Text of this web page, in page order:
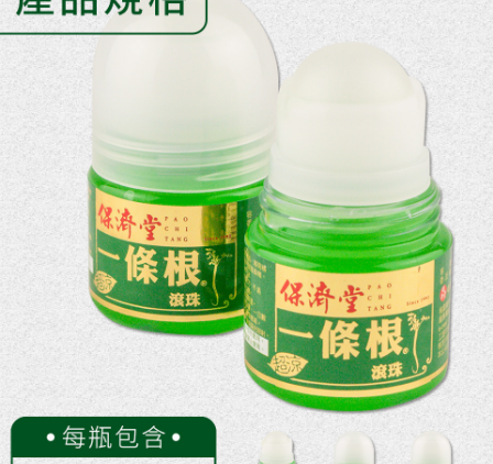
３．未成年的使用者請事先徵得法定代理人或監護人之同意方可使用
「AFTEE先享後付」，若未經同意申辦者引起之損失，本公司不負相關責
４．使用「AFTEE先享後付」時，將依據個別帳號之用戶狀況，依本公司即
時審查核予不同之上限額度；若仍有額度不足之情形，本公司將視審查結果
請求用戶進行身份認證。
５．嚴禁一人註冊多個帳號或使用他人資訊註冊。若發現惡意使用之情形，
恩沛科技股份有限公司將有權停止該用戶之使用額度並採取法律行動。